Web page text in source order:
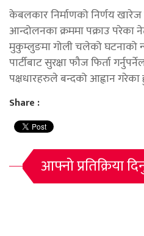
केबलकार निर्माणको निर्णय
आन्दोलनका क्रममा पक्राउ परेका
मुकुम्लुङमा गोली चलेको घटनाको
पार्टीबाट सुरक्षा फौज फिर्ता
पक्षधारहरुले बन्दको आह्वान गरेका
Share :
आफ्नो प्रतिक्रिया